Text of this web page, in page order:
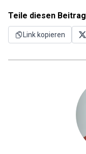
Teile diesen Beitrag
Link kopieren